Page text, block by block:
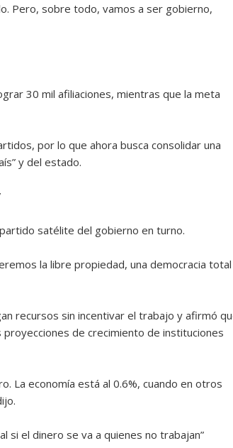
Pero, sobre todo, vamos a ser gobierno,
30 mil afiliaciones, mientras que la meta
por lo que ahora busca consolidar una
y del estado.
satélite del gobierno en turno.
la libre propiedad, una democracia
recursos sin incentivar el trabajo y afirmó
de crecimiento de instituciones
La economía está al 0.6%, cuando en otros
si el dinero se va a quienes no trabajan”